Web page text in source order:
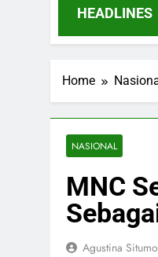
HEADLINES
Home
NASIONAL
MNC
Agustina